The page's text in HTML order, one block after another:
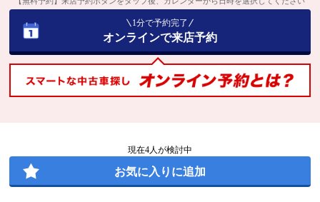
1分で予約完了
オンラインで来店予約
現在4人が検討中
お気に入りに追加